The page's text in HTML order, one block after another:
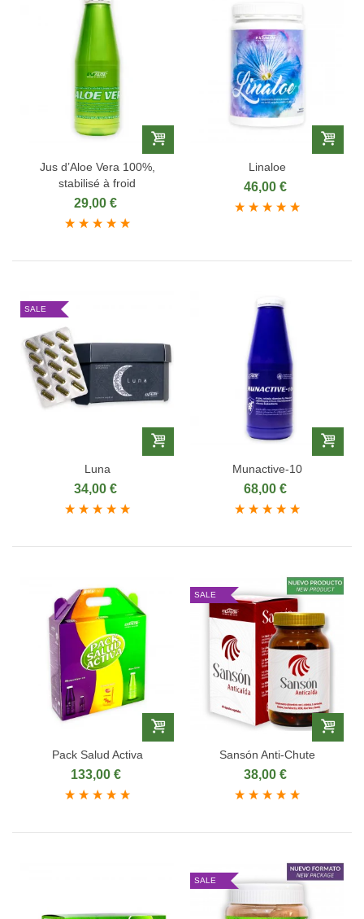
Jus d’Aloe Vera 100%,
stabilisé à froid
29,00 €
Linaloe
46,00 €
SALE
Luna
34,00 €
Munactive-10
68,00 €
Pack Salud Activa
133,00 €
SALE
Sansón Anti-Chute
38,00 €
SALE